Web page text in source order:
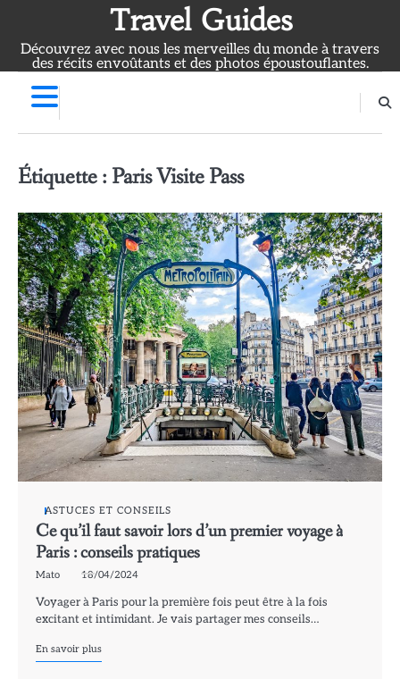
content
Travel Guides
Découvrez avec nous les merveilles du monde à travers
des récits envoûtants et des photos époustouflantes.
Étiquette : Paris Visite Pass
ASTUCES ET CONSEILS
Ce qu’il faut savoir lors d’un premier voyage à
Paris : conseils pratiques
Mato 18/04/2024
Voyager à Paris pour la première fois peut être à la fois
excitant et intimidant. Je vais partager mes conseils…
En savoir plus